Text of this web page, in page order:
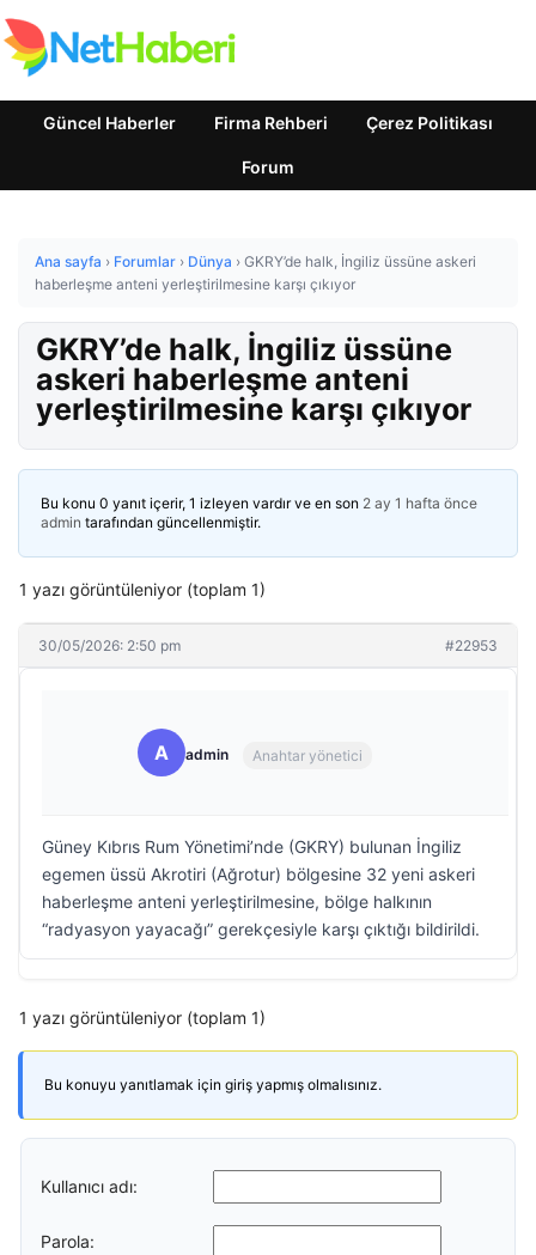
Güncel Haberler Firma Rehberi Çerez Politikası
Forum
Ana sayfa › Forumlar › Dünya › GKRY’de halk, İngiliz üssüne askeri
haberleşme anteni yerleştirilmesine karşı çıkıyor
GKRY’de halk, İngiliz üssüne
askeri haberleşme anteni
yerleştirilmesine karşı çıkıyor
Bu konu 0 yanıt içerir, 1 izleyen vardır ve en son 2 ay 1 hafta önce
admin tarafından güncellenmiştir.
1 yazı görüntüleniyor (toplam 1)
30/05/2026: 2:50 pm #22953
A admin Anahtar yönetici
Güney Kıbrıs Rum Yönetimi’nde (GKRY) bulunan İngiliz
egemen üssü Akrotiri (Ağrotur) bölgesine 32 yeni askeri
haberleşme anteni yerleştirilmesine, bölge halkının
“radyasyon yayacağı” gerekçesiyle karşı çıktığı bildirildi.
1 yazı görüntüleniyor (toplam 1)
Bu konuyu yanıtlamak için giriş yapmış olmalısınız.
Kullanıcı adı:
Parola: